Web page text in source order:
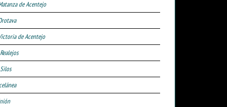
de Acentejo
de Acentejo